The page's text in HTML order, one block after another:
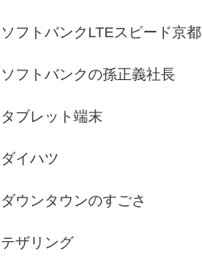
ソフトバンクLTEスピード京都
ソフトバンクの孫正義社長
タブレット端末
ダイハツ
ダウンタウンのすごさ
テザリング